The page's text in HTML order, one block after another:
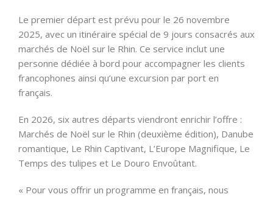
Le premier départ est prévu pour le 26 novembre
2025, avec un itinéraire spécial de 9 jours consacrés aux
marchés de Noël sur le Rhin. Ce service inclut une
personne dédiée à bord pour accompagner les clients
francophones ainsi qu’une excursion par port en
français.
En 2026, six autres départs viendront enrichir l’offre :
Marchés de Noël sur le Rhin (deuxième édition), Danube
romantique, Le Rhin Captivant, L’Europe Magnifique, Le
Temps des tulipes et Le Douro Envoûtant.
« Pour vous offrir un programme en français, nous